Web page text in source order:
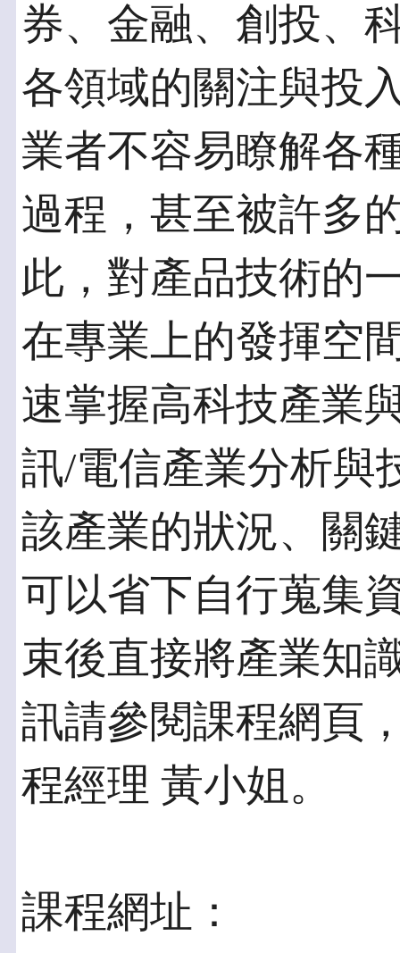
券、金融、創投、
各領域的關注與投
業者不容易瞭解各
過程，甚至被許多
此，對產品技術的
在專業上的發揮空
速掌握高科技產業
訊/電信產業分析與
該產業的狀況、關
可以省下自行蒐集
束後直接將產業知
訊請參閱課程網頁
程經理 黃小姐。
課程網址：